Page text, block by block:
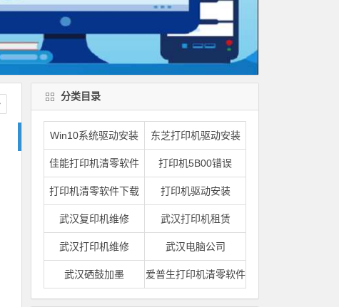
分类目录
Win10系统驱动安装 东芝打印机驱动安装
佳能打印机清零软件 打印机5B00错误
打印机清零软件下载 打印机驱动安装
武汉复印机维修 武汉打印机租赁
武汉打印机维修 武汉电脑公司
武汉硒鼓加墨 爱普生打印机清零软件